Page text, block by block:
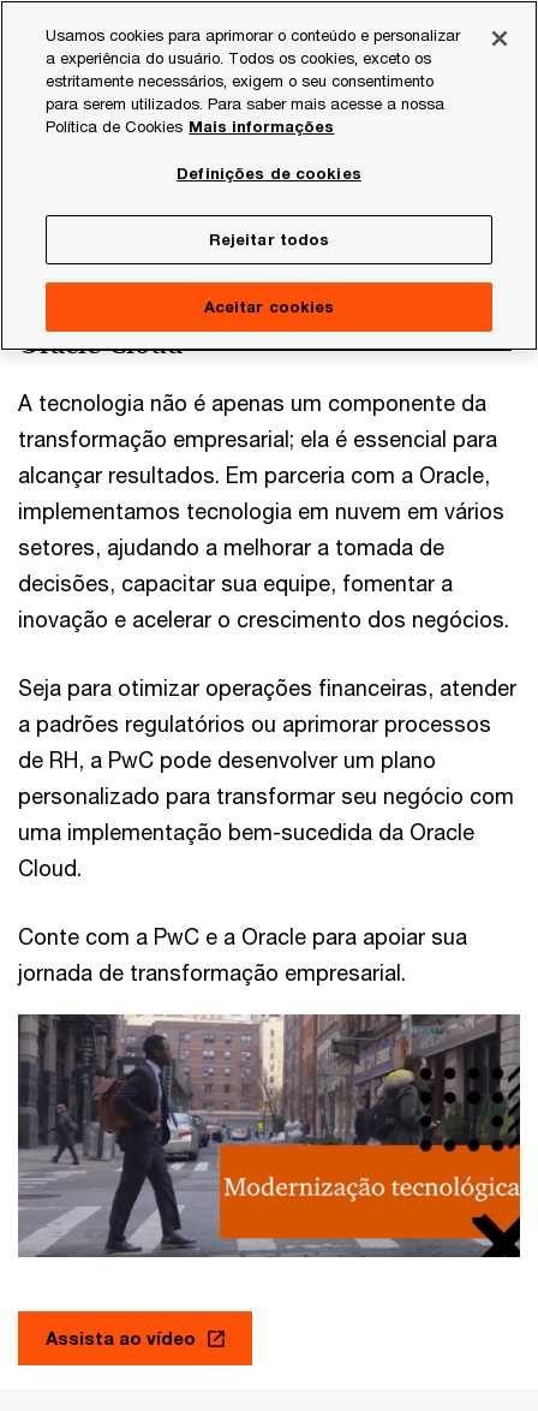
content
footer
Consultoria
Impulsionando a inovação para promover o
crescimento dos negócios
PwC e Oracle
Inovação empresarial baseada na
Oracle Cloud
A tecnologia não é apenas um componente da
transformação empresarial; ela é essencial para
alcançar resultados. Em parceria com a Oracle,
implementamos tecnologia em nuvem em vários
setores, ajudando a melhorar a tomada de
decisões, capacitar sua equipe, fomentar a
inovação e acelerar o crescimento dos negócios.
Seja para otimizar operações financeiras, atender
a padrões regulatórios ou aprimorar processos
de RH, a PwC pode desenvolver um plano
personalizado para transformar seu negócio com
uma implementação bem-sucedida da Oracle
Cloud.
Conte com a PwC e a Oracle para apoiar sua
jornada de transformação empresarial.
Assista ao vídeo
Usamos cookies para aprimorar o conteúdo e personalizar
a experiência do usuário. Todos os cookies, exceto os
estritamente necessários, exigem o seu consentimento
para serem utilizados. Para saber mais acesse a nossa
Política de Cookies Mais informações
Definições de cookies
Rejeitar todos
Aceitar cookies